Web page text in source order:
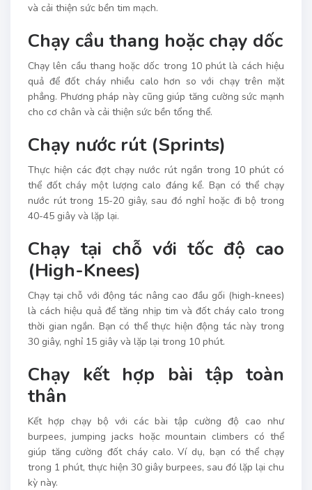
và cải thiện sức bền tim mạch.
Chạy cầu thang hoặc chạy dốc
Chạy lên cầu thang hoặc dốc trong 10 phút là cách hiệu
quả để đốt cháy nhiều calo hơn so với chạy trên mặt
phẳng. Phương pháp này cũng giúp tăng cường sức mạnh
cho cơ chân và cải thiện sức bền tổng thể.
Chạy nước rút (Sprints)
Thực hiện các đợt chạy nước rút ngắn trong 10 phút có
thể đốt cháy một lượng calo đáng kể. Bạn có thể chạy
nước rút trong 15-20 giây, sau đó nghỉ hoặc đi bộ trong
40-45 giây và lặp lại.
Chạy tại chỗ với tốc độ cao
(High-Knees)
Chạy tại chỗ với động tác nâng cao đầu gối (high-knees)
là cách hiệu quả để tăng nhịp tim và đốt cháy calo trong
thời gian ngắn. Bạn có thể thực hiện động tác này trong
30 giây, nghỉ 15 giây và lặp lại trong 10 phút.
Chạy kết hợp bài tập toàn
thân
Kết hợp chạy bộ với các bài tập cường độ cao như
burpees, jumping jacks hoặc mountain climbers có thể
giúp tăng cường đốt cháy calo. Ví dụ, bạn có thể chạy
trong 1 phút, thực hiện 30 giây burpees, sau đó lặp lại chu
kỳ này.